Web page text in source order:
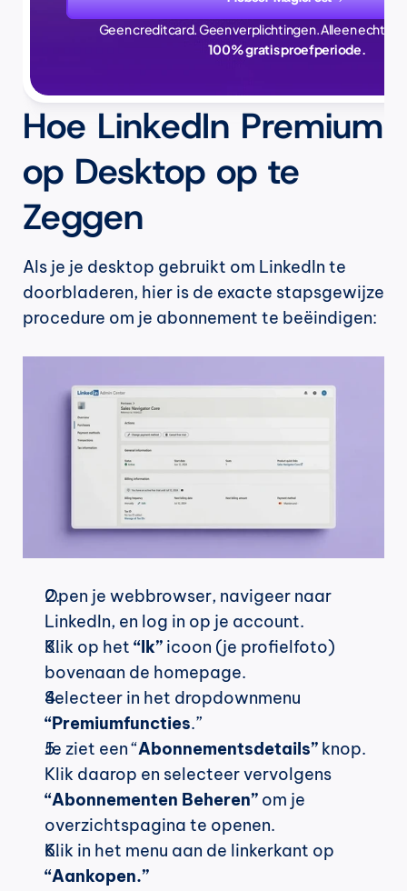
Geen creditcard. Geen verplichtingen. Alleen echte
100% gratis proefperiode.
Hoe LinkedIn Premium
op Desktop op te
Zeggen
Als je je desktop gebruikt om LinkedIn te
doorbladeren, hier is de exacte stapsgewijze
procedure om je abonnement te beëindigen:
Open je webbrowser, navigeer naar
LinkedIn, en log in op je account.
Klik op het “Ik” icoon (je profielfoto)
bovenaan de homepage.
“Premiumfuncties.”
Je ziet een “Abonnementsdetails” knop.
“Abonnementen Beheren” om je
overzichtspagina te openen.
“Aankopen.”